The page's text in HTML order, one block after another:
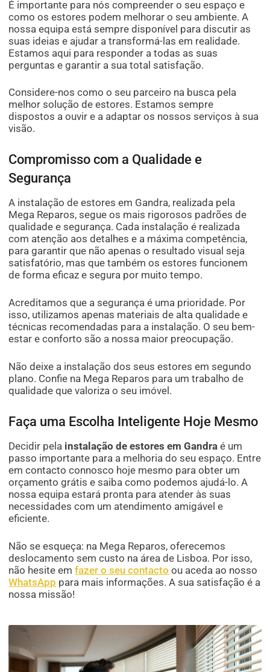
É importante para nós compreender o seu espaço e
como os estores podem melhorar o seu ambiente. A
nossa equipa está sempre disponível para discutir as
suas ideias e ajudar a transformá-las em realidade.
Estamos aqui para responder a todas as suas
perguntas e garantir a sua total satisfação.
Considere-nos como o seu parceiro na busca pela
melhor solução de estores. Estamos sempre
dispostos a ouvir e a adaptar os nossos serviços à sua
visão.
Compromisso com a Qualidade e
Segurança
A instalação de estores em Gandra, realizada pela
Mega Reparos, segue os mais rigorosos padrões de
qualidade e segurança. Cada instalação é realizada
com atenção aos detalhes e a máxima competência,
para garantir que não apenas o resultado visual seja
satisfatório, mas que também os estores funcionem
de forma eficaz e segura por muito tempo.
Acreditamos que a segurança é uma prioridade. Por
isso, utilizamos apenas materiais de alta qualidade e
técnicas recomendadas para a instalação. O seu bem-
estar e conforto são a nossa maior preocupação.
Não deixe a instalação dos seus estores em segundo
plano. Confie na Mega Reparos para um trabalho de
qualidade que valoriza o seu imóvel.
Faça uma Escolha Inteligente Hoje Mesmo
Decidir pela instalação de estores em Gandra é um
passo importante para a melhoria do seu espaço. Entre
em contacto connosco hoje mesmo para obter um
orçamento grátis e saiba como podemos ajudá-lo. A
nossa equipa estará pronta para atender às suas
necessidades com um atendimento amigável e
eficiente.
Não se esqueça: na Mega Reparos, oferecemos
deslocamento sem custo na área de Lisboa. Por isso,
não hesite emfazer o seu contacto ou aceda ao nosso
WhatsApp para mais informações. A sua satisfação é a
nossa missão!